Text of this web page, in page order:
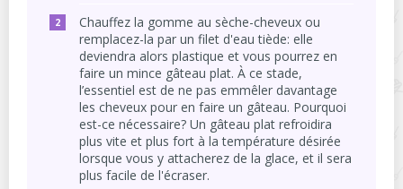
Chauffez la gomme au sèche-cheveux ou
remplacez-la par un filet d'eau tiède: elle
deviendra alors plastique et vous pourrez en
faire un mince gâteau plat. À ce stade,
l’essentiel est de ne pas emmêler davantage
les cheveux pour en faire un gâteau. Pourquoi
est-ce nécessaire? Un gâteau plat refroidira
plus vite et plus fort à la température désirée
lorsque vous y attacherez de la glace, et il sera
plus facile de l'écraser.